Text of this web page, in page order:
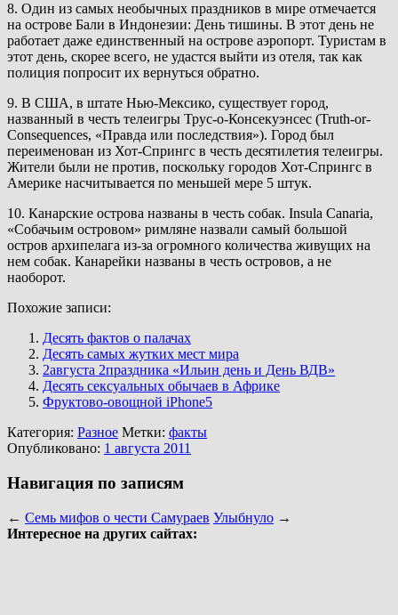
8. Один из самых необычных праздников в мире отмечается
на острове Бали в Индонезии: День тишины. В этот день не
работает даже единственный на острове аэропорт. Туристам в
этот день, скорее всего, не удастся выйти из отеля, так как
полиция попросит их вернуться обратно.
9. В США, в штате Нью-Мексико, существует город,
названный в честь телеигры Трус-о-Консекуэнсес (Truth-or-
Consequences, «Правда или последствия»). Город был
переименован из Хот-Спрингс в честь десятилетия телеигры.
Жители были не против, поскольку городов Хот-Спрингс в
Америке насчитывается по меньшей мере 5 штук.
10. Канарские острова названы в честь собак. Insula Canaria,
«Собачьим островом» римляне назвали самый большой
остров архипелага из-за огромного количества живущих на
нем собак. Канарейки названы в честь островов, а не
наоборот.
Похожие записи:
Десять фактов о палачах
Десять самых жутких мест мира
2августа 2праздника «Ильин день и День ВДВ»
Десять сексуальных обычаев в Африке
Фруктово-овощной iPhone5
Категория: Разное Метки: факты
Опубликовано: 1 августа 2011
Навигация по записям
← Семь мифов о чести Самураев Улыбнуло →
Интересное на других сайтах: